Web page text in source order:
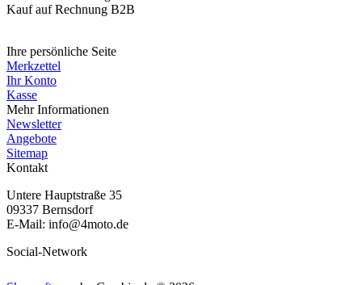
Kauf auf Rechnung B2B
Ihre persönliche Seite
Merkzettel
Ihr Konto
Kasse
Mehr Informationen
Newsletter
Angebote
Sitemap
Kontakt
Untere Hauptstraße 35
09337 Bernsdorf
E-Mail: info@4moto.de
Social-Network